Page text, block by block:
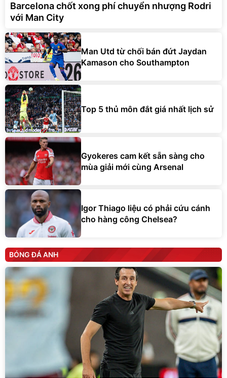
Barcelona chốt xong phí chuyển nhượng Rodri
với Man City
Man Utd từ chối bán đứt Jaydan
Kamason cho Southampton
Top 5 thủ môn đắt giá nhất lịch sử
Gyokeres cam kết sẵn sàng cho
mùa giải mới cùng Arsenal
Igor Thiago liệu có phải cứu cánh
cho hàng công Chelsea?
BÓNG ĐÁ ANH